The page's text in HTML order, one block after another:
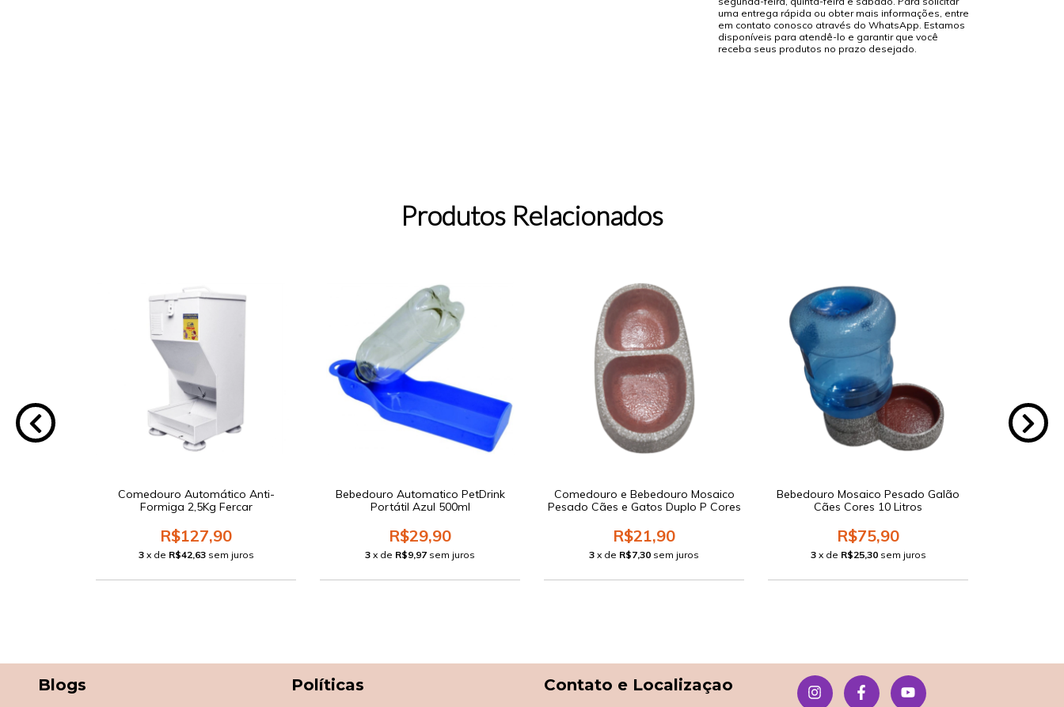
uma entrega rápida ou obter mais informações, entre
em contato conosco através do WhatsApp. Estamos
disponíveis para atendê-lo e garantir que você
receba seus produtos no prazo desejado.
Produtos Relacionados
Comedouro Automático Anti-
Formiga 2,5Kg Fercar
R$127,90
3 x de R$42,63 sem juros
Bebedouro Automatico PetDrink
Portátil Azul 500ml
R$29,90
3 x de R$9,97 sem juros
Comedouro e Bebedouro Mosaico
Pesado Cães e Gatos Duplo P Cores
R$21,90
3 x de R$7,30 sem juros
Bebedouro Mosaico Pesado Galão
Cães Cores 10 Litros
R$75,90
3 x de R$25,30 sem juros
Blogs Políticas Contato e Localizaçao